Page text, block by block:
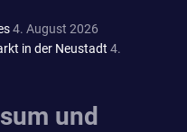
4. August 2026
in der Neustadt 4.
und